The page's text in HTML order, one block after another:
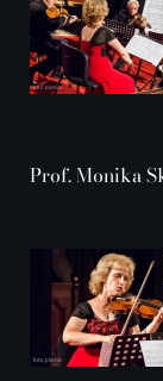
Prof. Monika